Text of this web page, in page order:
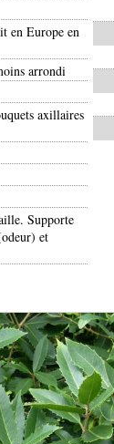
en Europe en
arrondi
axillaires
Supporte
et